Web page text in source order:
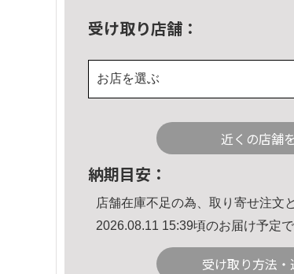
受け取り店舗：
お店を選ぶ
近くの店舗
納期目安：
店舗在庫不足の為、取り寄せ注文
2026.08.11 15:39頃のお届け予定で
受け取り方法